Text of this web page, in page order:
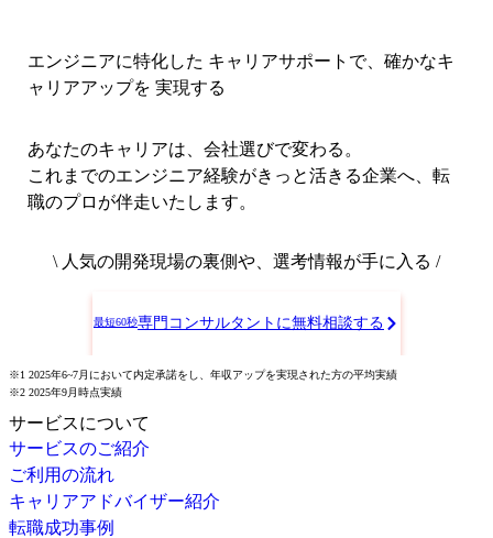
エンジニアに特化した キャリアサポートで、 確かなキ
ャリアアップを 実現する
あなたのキャリアは、会社選びで変わる。
これまでのエンジニア経験がきっと活きる企業へ、転
職のプロが伴走いたします。
\ 人気の開発現場の裏側や、選考情報が手に入る /
最短60秒専門コンサルタントに無料相談する
※1 2025年6~7月において内定承諾をし、年収アップを実現された方の平均実績
※2 2025年9月時点実績
サービスについて
サービスのご紹介
ご利用の流れ
キャリアアドバイザー紹介
転職成功事例